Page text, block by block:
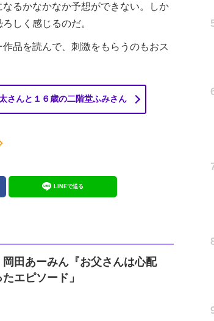
るかなかなか予想ができない。しか
しく感じるのだ。
品を読んで、刺激をもらうのもおス
さんと１６歳の二階堂ふみさん
LINEで送る
岡田あーみん『お父さんは心配
エピソード」